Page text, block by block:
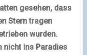
gesehen, dass
Stern tragen
wurden.
nicht ins Paradies